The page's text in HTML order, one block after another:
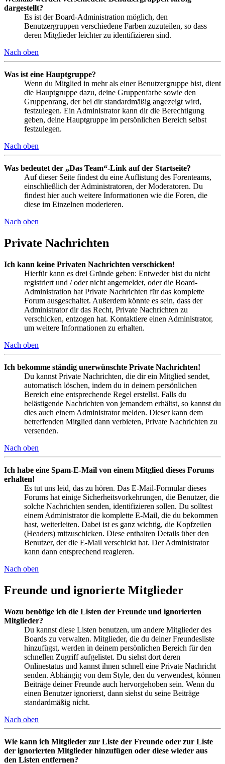
dargestellt?
Es ist der Board-Administration möglich, den
Benutzergruppen verschiedene Farben zuzuteilen, so dass
deren Mitglieder leichter zu identifizieren sind.
Nach oben
Was ist eine Hauptgruppe?
Wenn du Mitglied in mehr als einer Benutzergruppe bist, dient
die Hauptgruppe dazu, deine Gruppenfarbe sowie den
Gruppenrang, der bei dir standardmäßig angezeigt wird,
festzulegen. Ein Administrator kann dir die Berechtigung
geben, deine Hauptgruppe im persönlichen Bereich selbst
festzulegen.
Nach oben
Was bedeutet der „Das Team“-Link auf der Startseite?
Auf dieser Seite findest du eine Auflistung des Forenteams,
einschließlich der Administratoren, der Moderatoren. Du
findest hier auch weitere Informationen wie die Foren, die
diese im Einzelnen moderieren.
Nach oben
Private Nachrichten
Ich kann keine Privaten Nachrichten verschicken!
Hierfür kann es drei Gründe geben: Entweder bist du nicht
registriert und / oder nicht angemeldet, oder die Board-
Administration hat Private Nachrichten für das komplette
Forum ausgeschaltet. Außerdem könnte es sein, dass der
Administrator dir das Recht, Private Nachrichten zu
verschicken, entzogen hat. Kontaktiere einen Administrator,
um weitere Informationen zu erhalten.
Nach oben
Ich bekomme ständig unerwünschte Private Nachrichten!
Du kannst Private Nachrichten, die dir ein Mitglied sendet,
automatisch löschen, indem du in deinem persönlichen
Bereich eine entsprechende Regel erstellst. Falls du
belästigende Nachrichten von jemandem erhältst, so kannst du
dies auch einem Administrator melden. Dieser kann dem
betreffenden Mitglied dann verbieten, Private Nachrichten zu
versenden.
Nach oben
Ich habe eine Spam-E-Mail von einem Mitglied dieses Forums
erhalten!
Es tut uns leid, das zu hören. Das E-Mail-Formular dieses
Forums hat einige Sicherheitsvorkehrungen, die Benutzer, die
solche Nachrichten senden, identifizieren sollen. Du solltest
einem Administrator die komplette E-Mail, die du bekommen
hast, weiterleiten. Dabei ist es ganz wichtig, die Kopfzeilen
(Headers) mitzuschicken. Diese enthalten Details über den
Benutzer, der die E-Mail verschickt hat. Der Administrator
kann dann entsprechend reagieren.
Nach oben
Freunde und ignorierte Mitglieder
Wozu benötige ich die Listen der Freunde und ignorierten
Mitglieder?
Du kannst diese Listen benutzen, um andere Mitglieder des
Boards zu verwalten. Mitglieder, die du deiner Freundesliste
hinzufügst, werden in deinem persönlichen Bereich für den
schnellen Zugriff aufgelistet. Du siehst dort deren
Onlinestatus und kannst ihnen schnell eine Private Nachricht
senden. Abhängig von dem Style, den du verwendest, können
Beiträge deiner Freunde auch hervorgehoben sein. Wenn du
einen Benutzer ignorierst, dann siehst du seine Beiträge
standardmäßig nicht.
Nach oben
Wie kann ich Mitglieder zur Liste der Freunde oder zur Liste
der ignorierten Mitglieder hinzufügen oder diese wieder aus
den Listen entfernen?